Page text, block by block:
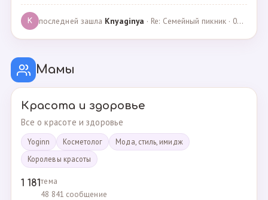
K последней зашла Knyaginya · Re: Семейный пикник · 07.05.2025
Мамы
Красота и здоровье
Все о красоте и здоровье
Yoginn Косметолог
Мода, стиль, имидж
Королевы красоты
1 181тема
48 841 сообщение